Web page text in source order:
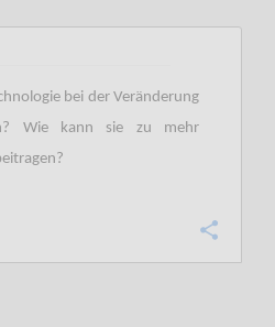
bei der Veränderung
Wie kann sie zu mehr